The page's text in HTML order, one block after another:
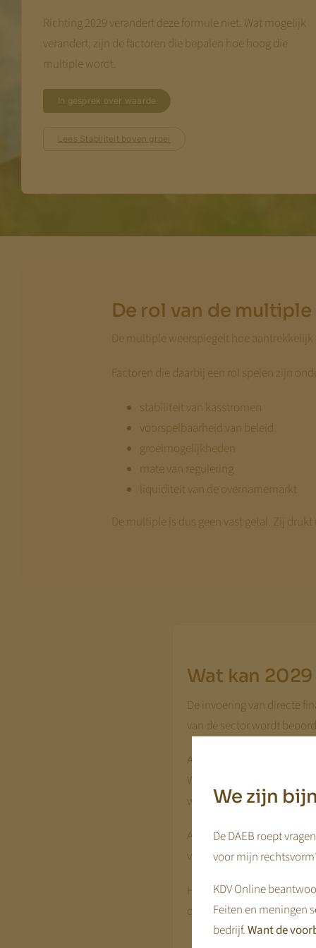
Richting 2029 verandert deze formule niet. Wat mogelijk
verandert, zijn de factoren die bepalen hoe hoog die
multiple wordt.
In gesprek over waarde
Lees Stabiliteit boven groei
De rol van de multiple
De multiple weerspiegelt hoe
Factoren die daarbij een rol spelen zijn
stabiliteit van kasstromen
voorspelbaarheid van beleid
groeimogelijkheden
mate van regulering
liquiditeit van de overnamemarkt
De multiple is dus geen vast getal. Zij
Wat kan
De invoering van directe
van de sector wordt
Aan de ene kant kan een
Wanneer regelgeving of
waarderingen.
Aan de andere kant kan
vergroot de
Het effect op de multiple
de markt deze
We zijn
De DAEB roept
voor mijn
KDV Online
Feiten en meningen
bedrijf.Want de